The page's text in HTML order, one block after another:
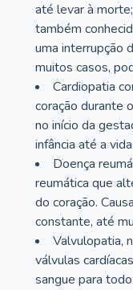
até levar à
também
uma interrupção
muitos casos,
Cardiopatia
coração durante
no início da
infância até a
Doença
reumática que
do coração.
constante, até
Valvulopatia,
válvulas
sangue para